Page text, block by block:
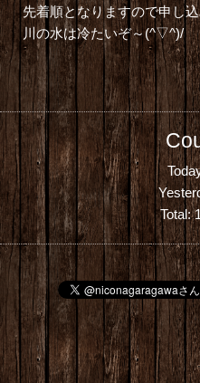
先着順となりますので申し
川の水は冷たいぞ～(^▽^)/
Total: